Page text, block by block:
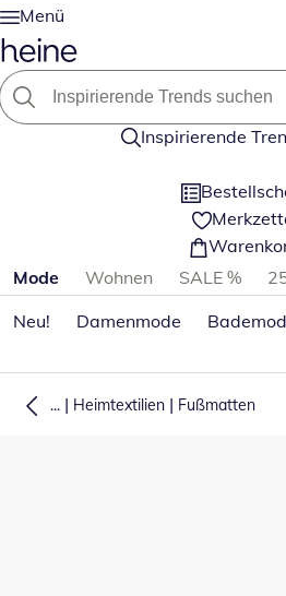
Menü
Inspirierende
Produktkategorien überspringen
Mode Wohnen SALE %
Neu!
Damenmode
... | Heimtextilien | Fußmatten